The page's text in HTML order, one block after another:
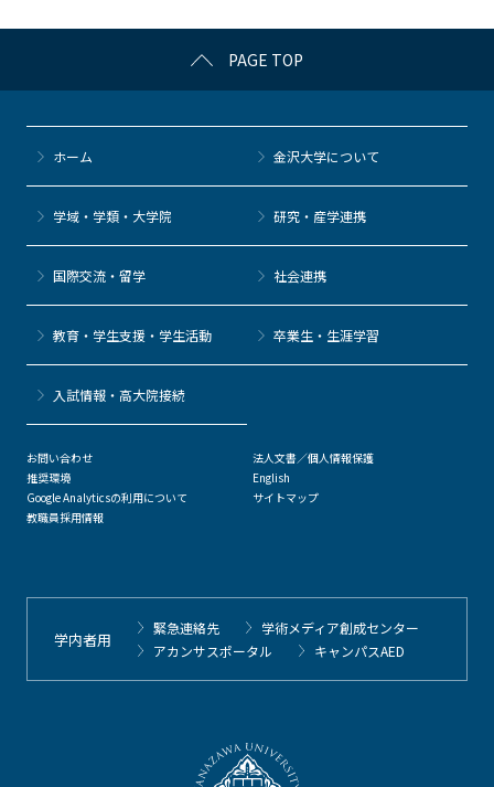
k
PAGE TOP
ホーム 金沢大学について
学域・学類・大学院 研究・産学連携
国際交流・留学 社会連携
教育・学生支援・学生活動 卒業生・生涯学習
⼊試情報・高大院接続
お問い合わせ
推奨環境
Google Analyticsの利用について
教職員採用情報
法人文書／個人情報保護
English
サイトマップ
学内者用
緊急連絡先
学術メディア創成センター
アカンサスポータル
キャンパスAED